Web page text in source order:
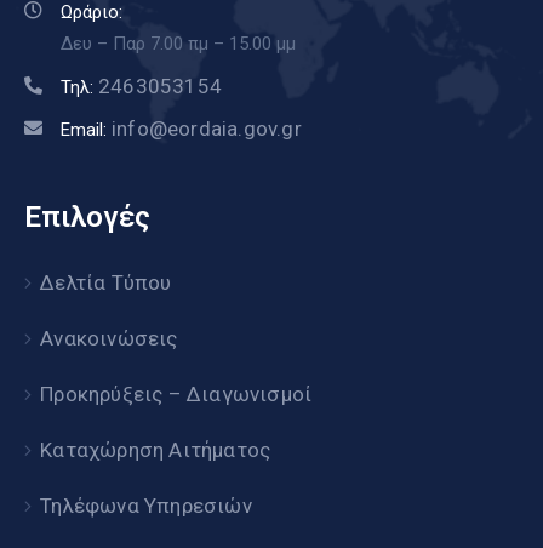
Ωράριο:
Δευ – Παρ 7.00 πμ – 15.00 μμ
Τηλ: 2463053154
Email: info@eordaia.gov.gr
Επιλογές
Δελτία Τύπου
Ανακοινώσεις
Προκηρύξεις – Διαγωνισμοί
Καταχώρηση Αιτήματος
Τηλέφωνα Υπηρεσιών